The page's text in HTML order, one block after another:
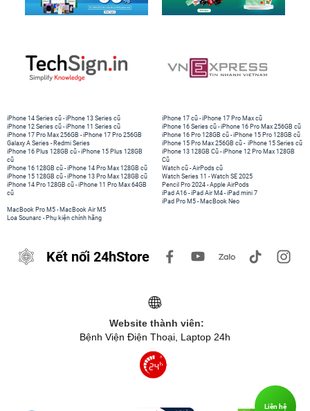
iPhone 14 Series cũ -iPhone 13 Series cũ
iPhone 12 Series cũ -iPhone 11 Series cũ
iPhone 17 Pro Max 256GB -iPhone 17 Pro 256GB
Galaxy A Series - Redmi Series
iPhone 17 cũ -iPhone 17 Pro Max cũ
iPhone 16 Series cũ - iPhone 16 Pro Max 256GB cũ
iPhone 16 Pro 128GB cũ -iPhone 15 Pro 128GB cũ
iPhone 15 Pro Max 256GB cũ - iPhone 15 Series cũ
iPhone 16 Plus 128GB cũ -iPhone 15 Plus 128GB
cũ
iPhone 16 128GB cũ -iPhone 14 Pro Max 128GB cũ
iPhone 15 128GB cũ -iPhone 13 Pro Max 128GB cũ
iPhone 14 Pro 128GB cũ -iPhone 11 Pro Max 64GB
cũ
iPhone 13 128GB Cũ -iPhone 12 Pro Max 128GB
Cũ
Watch cũ -AirPods cũ
Watch Series 11 -Watch SE 2025
Pencil Pro 2024 -Apple AirPods
iPad A16 -iPad Air M4 -iPad mini 7
iPad Pro M5 - MacBook Neo
MacBook Pro M5 - MacBook Air M5
Loa Sounarc - Phụ kiện chính hãng
Kết nối 24hStore
Website thành viên:
Bệnh Viện Điện Thoại, Laptop 24h
Liên hệ